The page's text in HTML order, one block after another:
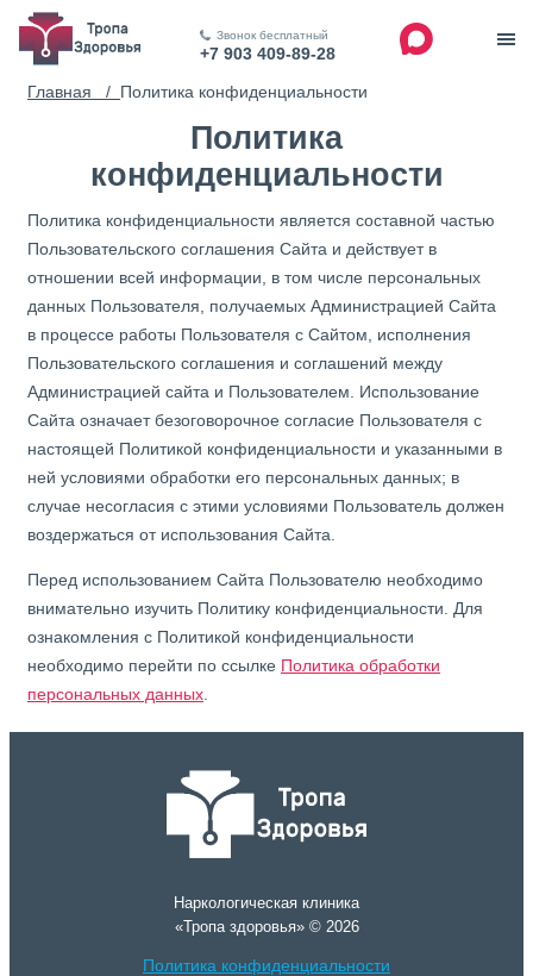
Звонок бесплатный
+7 903 409-89-28
Главная / Политика конфиденциальности
Политика
конфиденциальности
Политика конфиденциальности является составной частью
Пользовательского соглашения Сайта и действует в
отношении всей информации, в том числе персональных
данных Пользователя, получаемых Администрацией Сайта
в процессе работы Пользователя с Сайтом, исполнения
Пользовательского соглашения и соглашений между
Администрацией сайта и Пользователем. Использование
Сайта означает безоговорочное согласие Пользователя с
настоящей Политикой конфиденциальности и указанными в
ней условиями обработки его персональных данных; в
случае несогласия с этими условиями Пользователь должен
воздержаться от использования Сайта.
Перед использованием Сайта Пользователю необходимо
внимательно изучить Политику конфиденциальности. Для
ознакомления с Политикой конфиденциальности
необходимо перейти по ссылке Политика обработки
персональных данных
Наркологическая клиника
«Тропа здоровья» © 2026
Политика конфиденциальности